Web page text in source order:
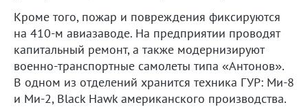
Кроме того, пожар и повреждения фиксируются
на 410-м авиазаводе. На предприятии проводят
капитальный ремонт, а также модернизируют
военно-транспортные самолеты типа «Антонов».
В одном из отделений хранится техника ГУР: Ми-8
и Ми-2, Black Hawk американского производства.